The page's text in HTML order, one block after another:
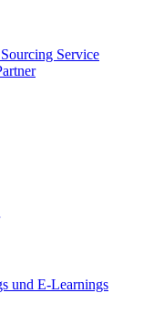
Service
und E-Learnings